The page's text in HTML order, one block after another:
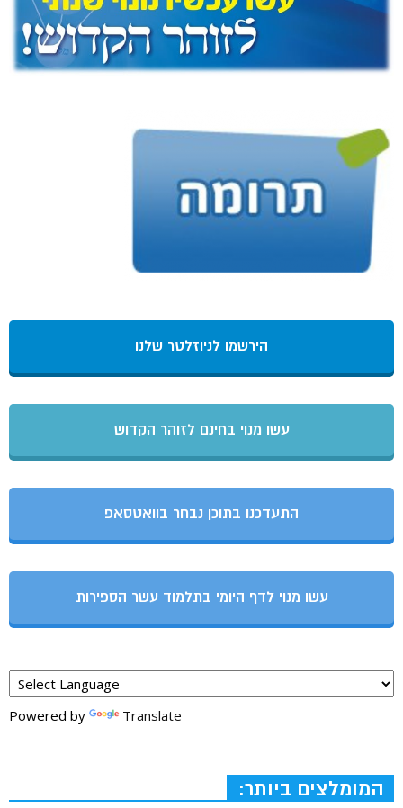
הירשמו לניוזלטר שלנו
עשו מנוי בחינם לזוהר הקדוש
התעדכנו בתוכן נבחר בוואטסאפ
עשו מנוי לדף היומי בתלמוד עשר הספירות
Powered by Translate
המומלצים ביותר: